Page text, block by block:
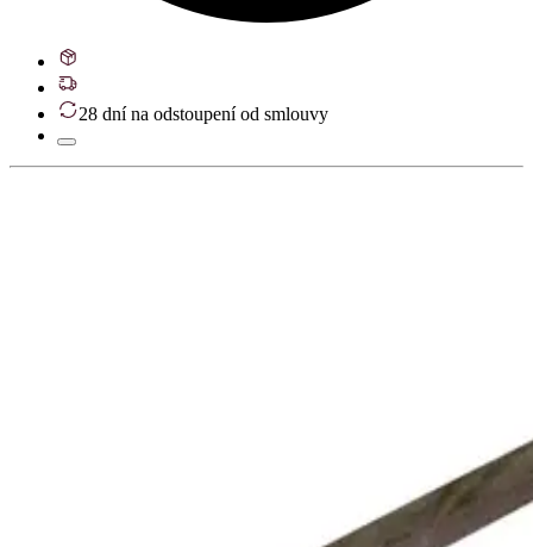
28 dní na odstoupení od smlouvy